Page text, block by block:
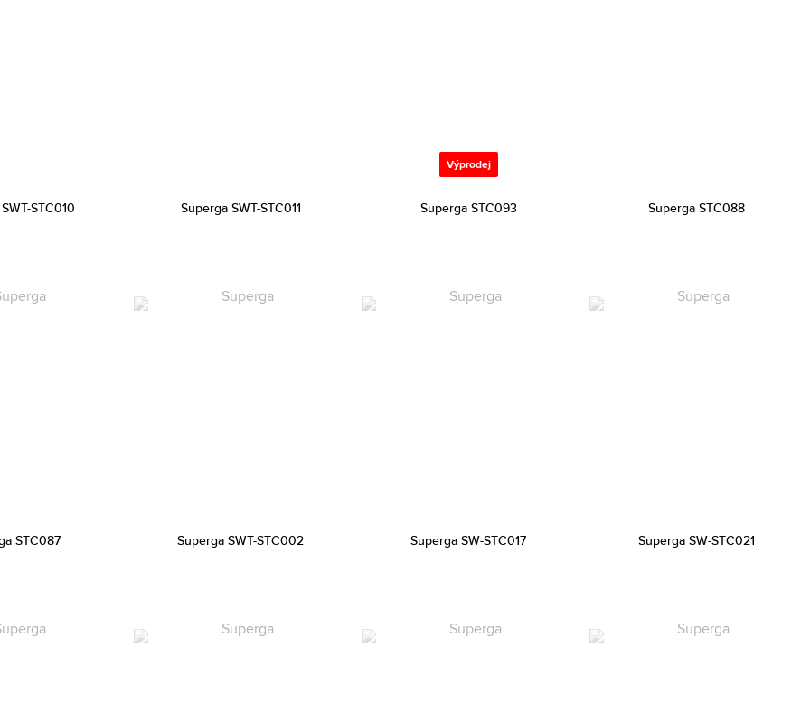
STC010 Superga SWT-STC011
Výprodej
Superga STC093 Superga STC088
STC087 Superga SWT-STC002 Superga SW-STC017 Superga SW-STC021